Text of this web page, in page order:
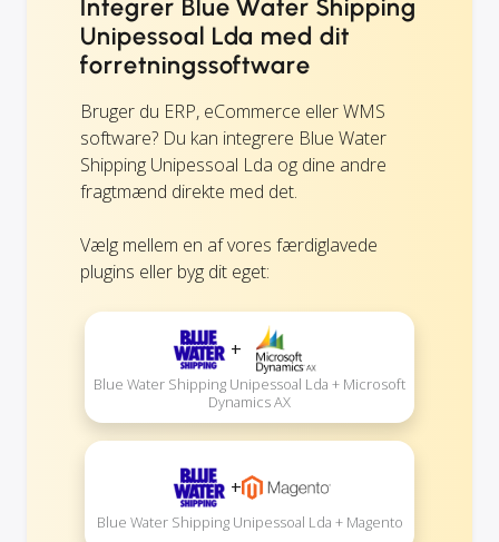
Integrer Blue Water Shipping
Unipessoal Lda med dit
forretningssoftware
Bruger du ERP, eCommerce eller WMS
software? Du kan integrere Blue Water
Shipping Unipessoal Lda og dine andre
fragtmænd direkte med det.
Vælg mellem en af vores færdiglavede
plugins eller byg dit eget:
+
Blue Water Shipping Unipessoal Lda + Microsoft
Dynamics AX
+
Blue Water Shipping Unipessoal Lda + Magento